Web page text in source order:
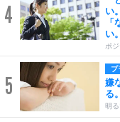
4
い。
い。
ポ
5
プ
嫌
る。
明